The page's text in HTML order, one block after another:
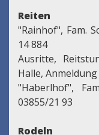
Reiten
"Rainhof", Fam.
14 884
Ausritte,
Halle,
"Haberlhof",
03855/21 93
Rodeln